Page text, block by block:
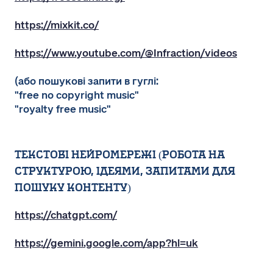
https://mixkit.co/
https://www.youtube.com/@Infraction/videos
(або пошукові запити в гуглі:
"free no copyright music"
"royalty free music"
Текстові нейромережі (робота на
структурою, ідеями, запитами для
пошуку контенту)
https://chatgpt.com/
https://gemini.google.com/app?hl=uk